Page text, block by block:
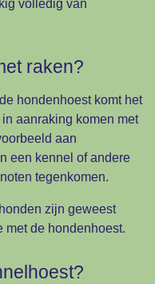
volledig van
raken?
hondenhoest komt het
aanraking komen met
aan
een kennel of andere
tegenkomen.
zijn geweest
met de hondenhoest.